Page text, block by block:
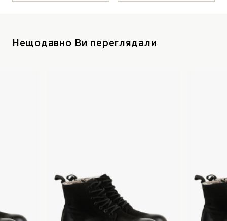
Нещодавно Ви переглядали